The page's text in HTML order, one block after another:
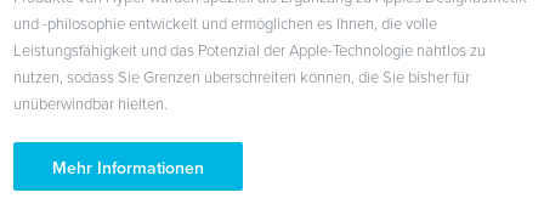
und -philosophie entwickelt und ermöglichen es Ihnen, die volle
Leistungsfähigkeit und das Potenzial der Apple-Technologie nahtlos zu
nutzen, sodass Sie Grenzen überschreiten können, die Sie bisher für
unüberwindbar hielten.
Mehr Informationen